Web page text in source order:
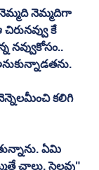
నెమ్మదిగా
కే
నవ్వుకోసం..
కలిగి
ఏమి
చాలు. సెలవు"